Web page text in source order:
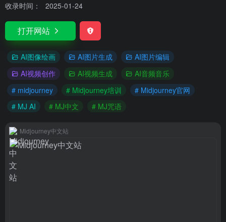
收录时间：
2025-01-24
打开网站
AI图像绘画 AI图片生成
AI图片编辑
AI视频创作
AI视频生成
AI音频音乐
# midjourney
# Midjourney培训
# Midjourney官网
# MJ AI
# MJ中文 # MJ咒语
Midjourney中文站